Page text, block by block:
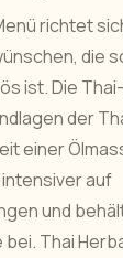
richtet
die
ist. Die
der
einer
auf
und
Thai